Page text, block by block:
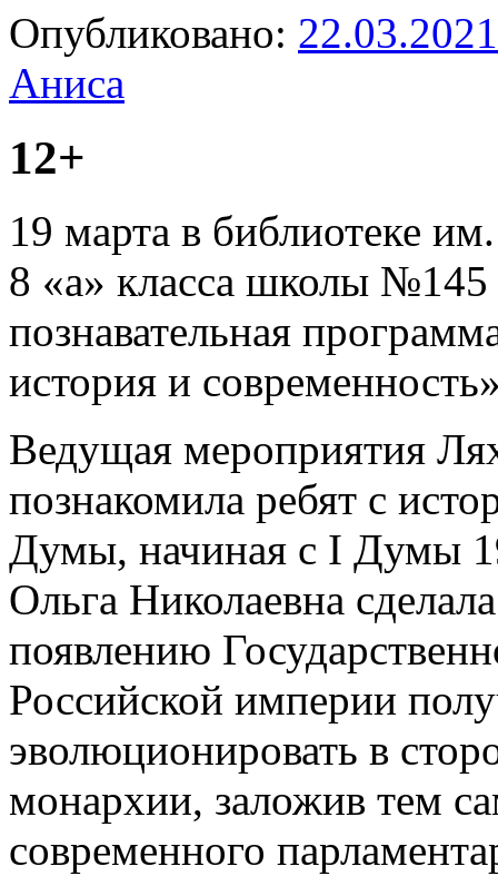
Опубликовано: 22.03.2021
Аниса
12+
19 марта в библиотеке
8 «а» класса школы №145
познавательная
история и
Ведущая мероприятия
познакомила ребят с
Думы, начиная с I Думы
Ольга Николаевна
появлению
Российской империи
эволюционировать в
монархии, заложив тем
современного